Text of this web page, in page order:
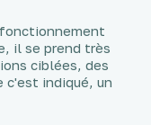
il se prend très
ciblées, des
c'est indiqué, un